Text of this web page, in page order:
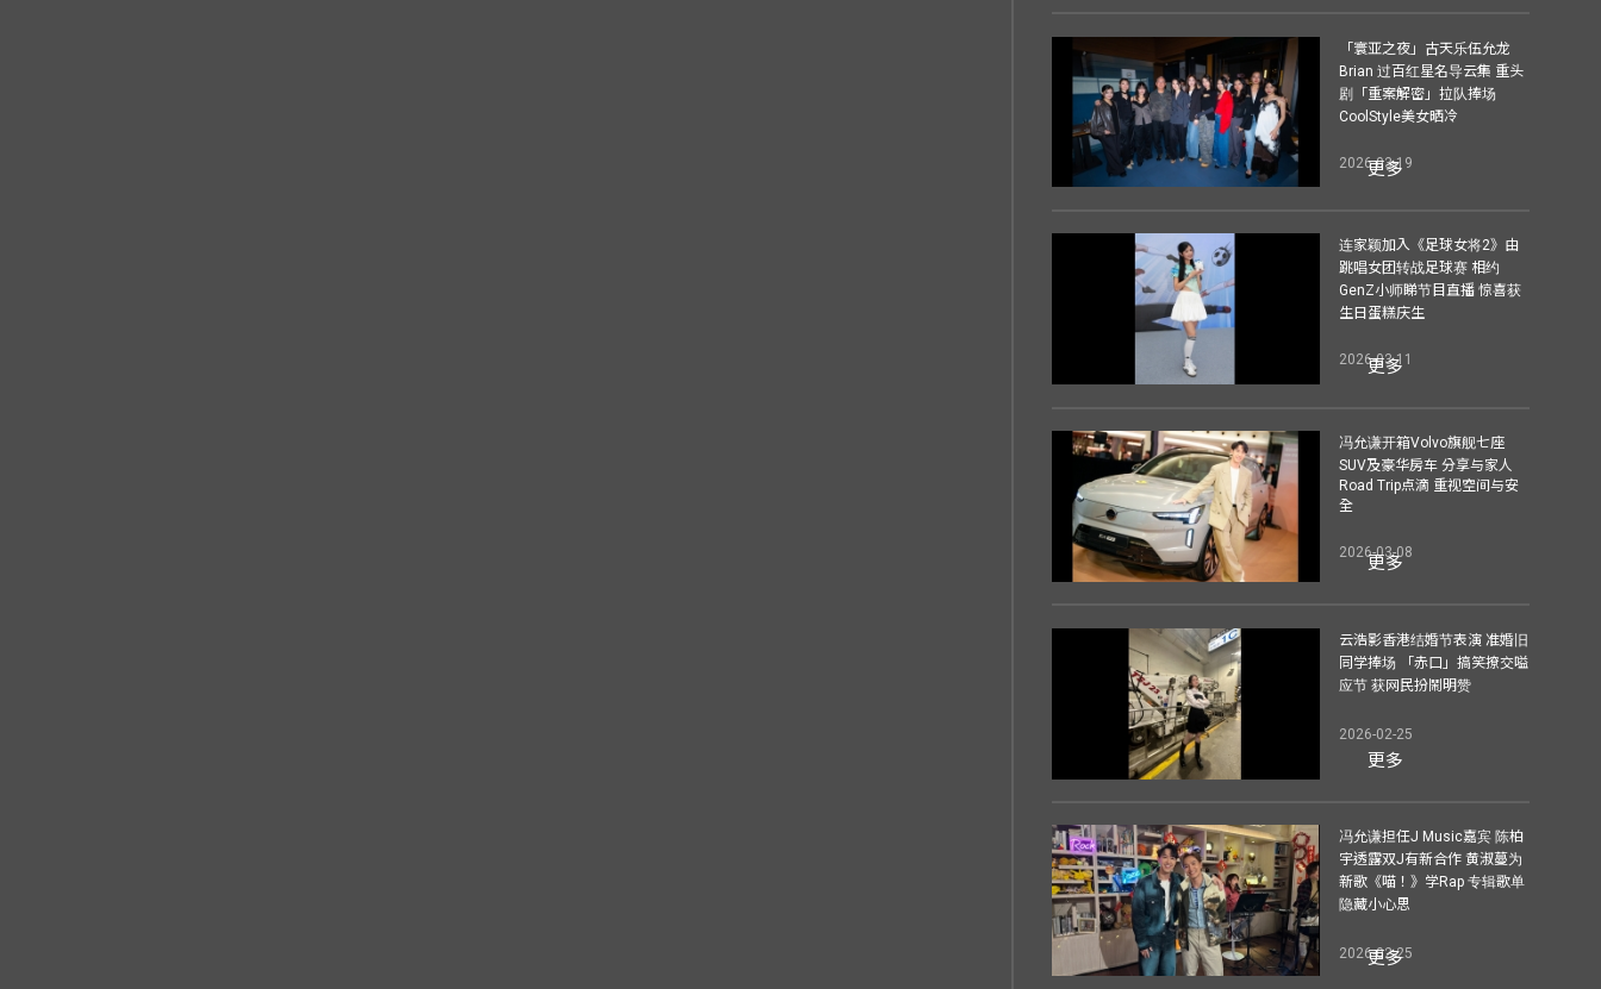
「寰亚之夜」古天乐伍允龙
Brian 过百红星名导云集 重头
剧「重案解密」拉队捧场
CoolStyle美女晒冷
2026-03-19
更多
连家颖加入《足球女将2》由
跳唱女团转战足球赛 相约
GenZ小师睇节目直播 惊喜获
生日蛋糕庆生
2026-03-11
更多
冯允谦开箱Volvo旗舰七座
SUV及豪华房车 分享与家人
Road Trip点滴 重视空间与安
全
2026-03-08
更多
云浩影香港结婚节表演 准婚旧
同学捧场 「赤口」搞笑撩交嗌
应节 获网民扮鬧明赞
2026-02-25
更多
冯允谦担任J Music嘉宾 陈柏
宇透露双J有新合作 黄淑蔓为
新歌《喵！》学Rap 专辑歌单
隐藏小心思
2026-02-25
更多